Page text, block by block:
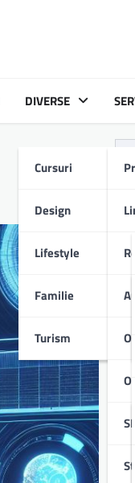
DIVERSE
Cursuri
Design
Lifestyle
Familie
Turism